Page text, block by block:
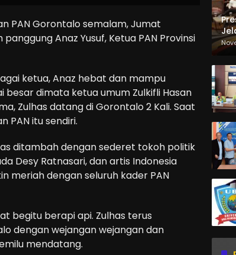
PAN Gorontalo semalam, Jumat
Anaz Yusuf, Ketua PAN Provinsi
ketua, Anaz hebat dan mampu
dimata ketua umum Zulkifli Hasan
Zulhas datang di Gorontalo 2 Kali. Saat
PAN itu sendiri.
ditambah dengan sederet tokoh politik
Desy Ratnasari, dan artis Indonesia
meriah dengan seluruh kader PAN
begitu berapi api. Zulhas terus
dengan wejangan wejangan dan
mendatang.